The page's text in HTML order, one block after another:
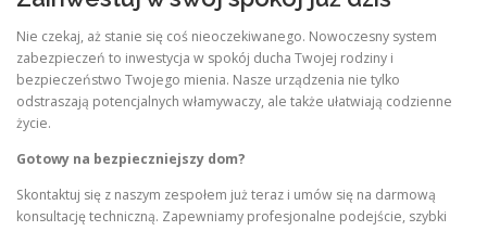
Nie czekaj, aż stanie się coś nieoczekiwanego. Nowoczesny system
zabezpieczeń to inwestycja w spokój ducha Twojej rodziny i
bezpieczeństwo Twojego mienia. Nasze urządzenia nie tylko
odstraszają potencjalnych włamywaczy, ale także ułatwiają codzienne
życie.
Gotowy na bezpieczniejszy dom?
Skontaktuj się z naszym zespołem już teraz i umów się na darmową
konsultację techniczną. Zapewniamy profesjonalne podejście, szybki